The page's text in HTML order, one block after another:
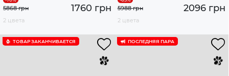
1760 грн
5868 грн
2 цвета
2096 грн
5988 грн
2 цвета
ТОВАР ЗАКАНЧИВАЕТСЯ ПОСЛЕДНЯЯ ПАРА